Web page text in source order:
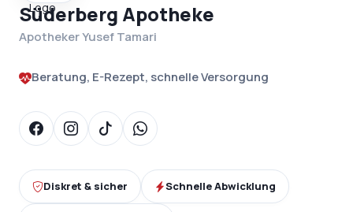
Süderberg Apotheke
Apotheker Yusef Tamari
Beratung, E-Rezept, schnelle Versorgung
Diskret & sicher Schnelle Abwicklung